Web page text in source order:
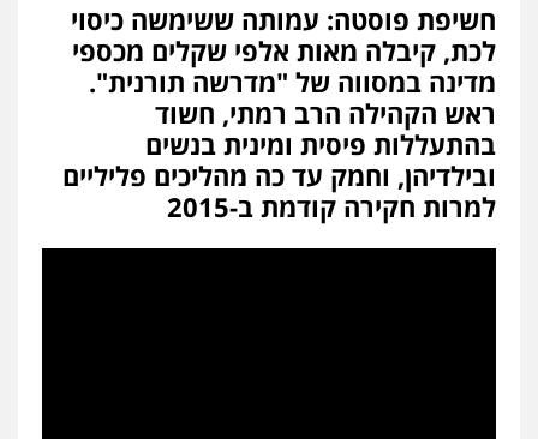
עו"ד (רו"ח) יואב ציוני
עבירות מס הלבנת הון שומות וערעורי מס
0505430819
עו"ד ד"ר איתן פינקלשטיין
כלכלי הלבנת הון חילוט ייעוץ לעורכי דין
חשיפת פוסטה: עמותה ששימשה כיסוי
לכת, קיבלה מאות אלפי שקלים מכספי
מדינה במסווה של "מדרשה תורנית".
ראש הקהילה הרב רמתי, חשוד
בהתעללות פיסית ומינית בנשים
ובילדיהן, וחמק עד כה מהליכים פליליים
למרות חקירה קודמת ב-2015